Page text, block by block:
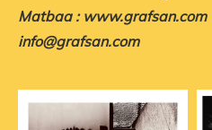
Matbaa : www.grafsan.com
info@grafsan.com